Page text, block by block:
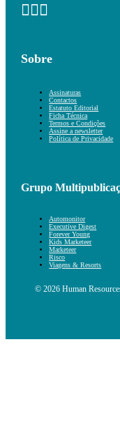
Sobre
Assinaturas
Contactos
Estatuto Editorial
Ficha Técnica
Termos e Condições
Assine a newsletter
Política de Privacidade
Grupo
Automonitor
Executive Digest
Forever Young
Kids Marketeer
Marketeer
Risco
Viagens & Resorts
© 2026 Human